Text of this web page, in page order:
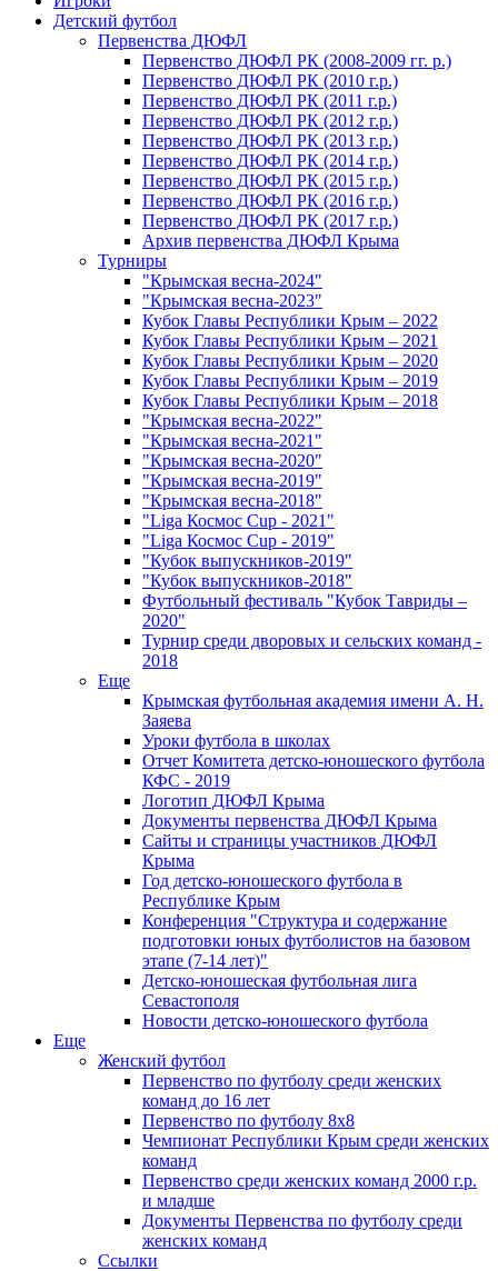
Детский футбол
Первенства ДЮФЛ
Первенство ДЮФЛ РК (2008-2009 гг. р.)
Первенство ДЮФЛ РК (2010 г.р.)
Первенство ДЮФЛ РК (2011 г.р.)
Первенство ДЮФЛ РК (2012 г.р.)
Первенство ДЮФЛ РК (2013 г.р.)
Первенство ДЮФЛ РК (2014 г.р.)
Первенство ДЮФЛ РК (2015 г.р.)
Первенство ДЮФЛ РК (2016 г.р.)
Первенство ДЮФЛ РК (2017 г.р.)
Архив первенства ДЮФЛ Крыма
Турниры
"Крымская весна-2024"
"Крымская весна-2023"
Кубок Главы Республики Крым – 2022
Кубок Главы Республики Крым – 2021
Кубок Главы Республики Крым – 2020
Кубок Главы Республики Крым – 2019
Кубок Главы Республики Крым – 2018
"Крымская весна-2022"
"Крымская весна-2021"
"Крымская весна-2020"
"Крымская весна-2019"
"Крымская весна-2018"
"Liga Космос Cup - 2021"
"Liga Космос Cup - 2019"
"Кубок выпускников-2019"
"Кубок выпускников-2018"
Футбольный фестиваль "Кубок Тавриды –
2020"
Турнир среди дворовых и сельских команд -
2018
Еще
Крымская футбольная академия имени А. Н.
Заяева
Уроки футбола в школах
Отчет Комитета детско-юношеского футбола
КФС - 2019
Логотип ДЮФЛ Крыма
Документы первенства ДЮФЛ Крыма
Сайты и страницы участников ДЮФЛ
Крыма
Год детско-юношеского футбола в
Республике Крым
Конференция "Структура и содержание
подготовки юных футболистов на базовом
этапе (7-14 лет)"
Детско-юношеская футбольная лига
Севастополя
Новости детско-юношеского футбола
Еще
Женский футбол
Первенство по футболу среди женских
команд до 16 лет
Первенство по футболу 8х8
Чемпионат Республики Крым среди женских
команд
Первенство среди женских команд 2000 г.р.
и младше
Документы Первенства по футболу среди
женских команд
Ссылки